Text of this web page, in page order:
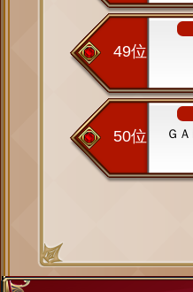
49位
50位 Ｇ